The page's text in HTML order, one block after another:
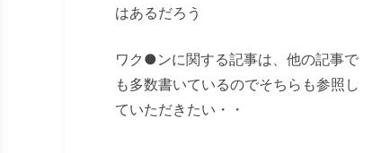
はあるだろう
ワク ●ンに関する記事は、他の記事で
も多数書いているのでそちらも参照し
ていただきたい・・